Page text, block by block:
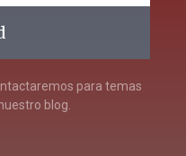
para temas
blog.